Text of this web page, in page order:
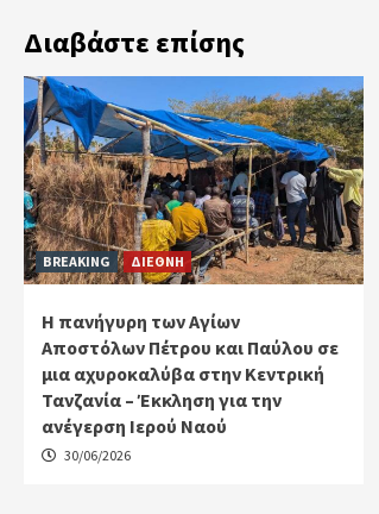
Διαβάστε επίσης
BREAKING ΔΙΕΘΝΗ
Η πανήγυρη των Αγίων
Αποστόλων Πέτρου και Παύλου σε
μια αχυροκαλύβα στην Κεντρική
Τανζανία – Έκκληση για την
ανέγερση Ιερού Ναού
30/06/2026